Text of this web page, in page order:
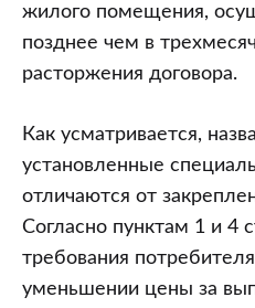
жилого помещения,
позднее чем в
расторжения договора.
Как усматривается,
установленные
отличаются от
Согласно пунктам 1 и 4
требования
уменьшении цены за